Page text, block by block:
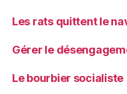
Les rats quittent le
Gérer le
Le bourbier socialiste